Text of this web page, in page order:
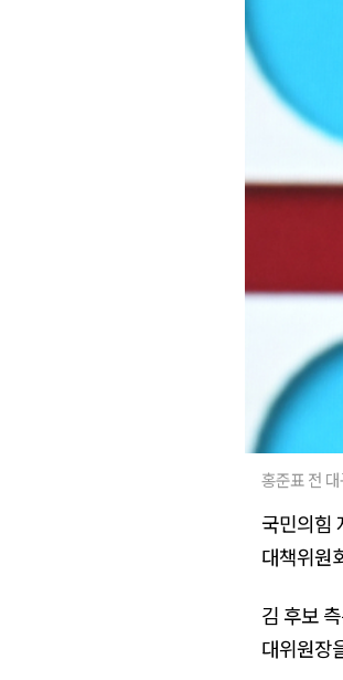
홍준표 전
국민의힘
대책위원
김 후보
대위원장